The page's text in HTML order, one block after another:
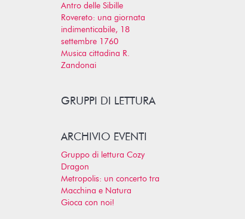
Antro delle Sibille
Rovereto: una giornata
indimenticabile, 18
settembre 1760
Musica cittadina R.
Zandonai
GRUPPI DI LETTURA
ARCHIVIO EVENTI
Gruppo di lettura Cozy
Dragon
Metropolis: un concerto tra
Macchina e Natura
Gioca con noi!